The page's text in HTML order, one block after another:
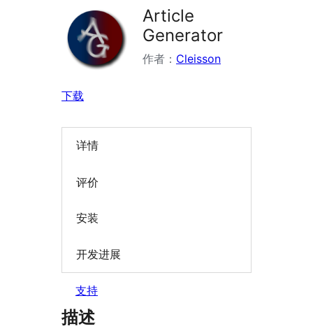
Article
Generator
作者： Cleisson
下载
详情
评价
安装
开发进展
支持
描述